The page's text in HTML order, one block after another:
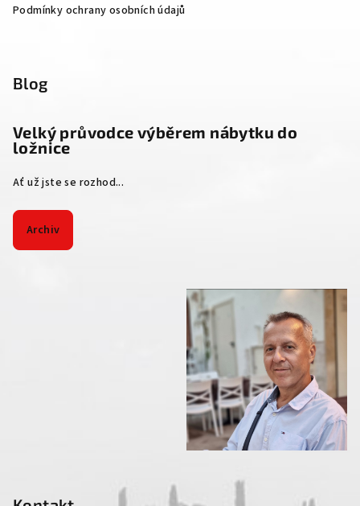
Podmínky ochrany osobních údajů
Blog
Velký průvodce výběrem nábytku do
ložnice
Ať už jste se rozhod...
Archiv